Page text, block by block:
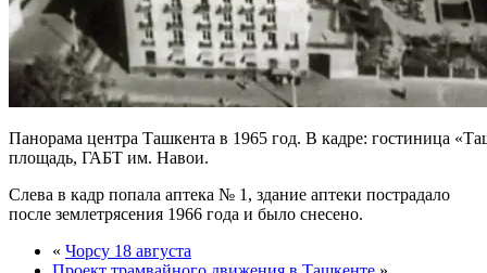
Панорама центра Ташкента в 1965 год. В кадре: гостиница
площадь, ГАБТ им. Навои.
Слева в кадр попала аптека № 1, здание аптеки пострадало
после землетрясения 1966 года и было снесено.
« Чорсу 18 августа